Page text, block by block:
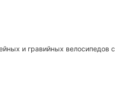
и гравийных велосипедов